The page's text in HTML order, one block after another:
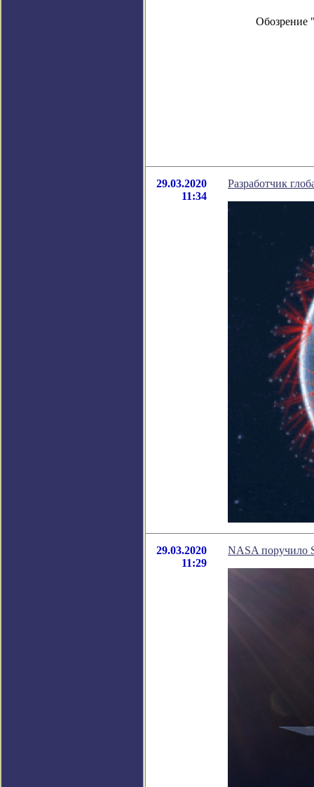
Обозрение
29.03.2020
11:34
Разработчик
29.03.2020
11:29
NASA поручило